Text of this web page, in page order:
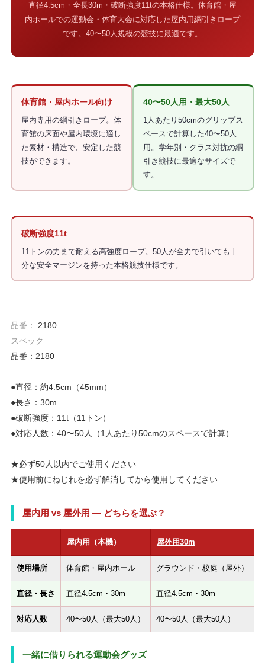
直径4.5cm・全長30m・破断強度11tの本格仕様。体育館・屋
内ホールでの運動会・体育大会に対応した屋内用綱引きロープ
です。40〜50人規模の競技に最適です。
体育館・屋内ホール向け
屋内専用の綱引きロープ。体
育館の床面や屋内環境に適し
た素材・構造で、安定した競
技ができます。
40〜50人用・最大50人
1人あたり50cmのグリップス
ペースで計算した40〜50人
用。学年別・クラス対抗の綱
引き競技に最適なサイズで
す。
破断強度11t
11トンの力まで耐える高強度ロープ。50人が全力で引いても十
分な安全マージンを持った本格競技仕様です。
品番：
2180
スペック
品番：2180
●直径：約4.5cm（45mm）
●長さ：30m
●破断強度：11t（11トン）
●対応人数：40〜50人（1人あたり50cmのスペースで計算）
★必ず50人以内でご使用ください
★使用前にねじれを必ず解消してから使用してください
屋内用 vs 屋外用 — どちらを選ぶ？
屋内用（本機） 屋外用30m
使用場所 体育館・屋内ホール グラウンド・校庭（屋外）
直径・長さ 直径4.5cm・30m 直径4.5cm・30m
対応人数 40〜50人（最大50人） 40〜50人（最大50人）
一緒に借りられる運動会グッズ